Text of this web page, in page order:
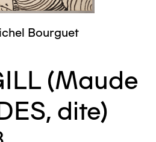
Bourguet
(Maude
dite)